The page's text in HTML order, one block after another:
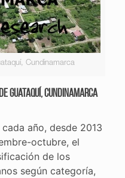
Cundinamarca
Guataquí, Cundinamarca
año, desde 2013
octubre, el
de los
según categoría,